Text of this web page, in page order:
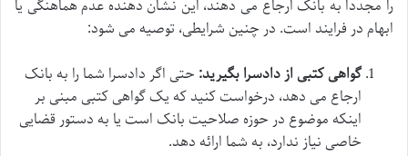
را مجدداً به بانک ارجاع می دهند، این نشان دهنده عدم هماهنگی یا
ابهام در فرایند است. در چنین شرایطی، توصیه می شود:
گواهی کتبی از دادسرا بگیرید: حتی اگر دادسرا شما را به بانک
ارجاع می دهد، درخواست کنید که یک گواهی کتبی مبنی بر
اینکه موضوع در حوزه صلاحیت بانک است یا به دستور قضایی
خاصی نیاز ندارد، به شما ارائه دهد.